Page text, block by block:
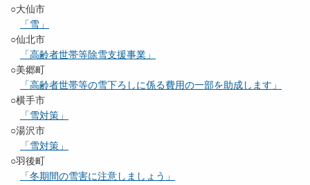
○大仙市
「雪」
○仙北市
「高齢者世帯等除雪支援事業」
○美郷町
「高齢者世帯等の雪下ろしに係る費用の一部を助成します」
○横手市
「雪対策」
○湯沢市
「雪対策」
○羽後町
「冬期間の雪害に注意しましょう」